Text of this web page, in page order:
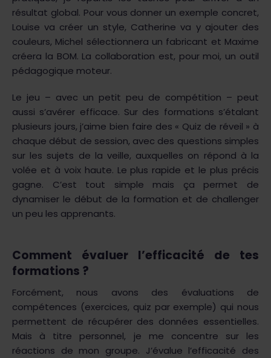
résultat global. Pour vous donner un exemple concret,
Louise va créer un style, Catherine va y ajouter des
couleurs, Michel sélectionnera un fabricant et Maxime
créera la BOM. La collaboration est, pour moi, un outil
pédagogique moteur.
Le jeu – avec un petit peu de compétition – peut
aussi s’avérer efficace. Sur des formations s’étalant
plusieurs jours, j’aime bien faire des « Quiz de réveil » à
chaque début de session, avec des questions simples
sur les sujets de la veille, auxquelles on répond à la
volée et à voix haute. Le plus rapide et le plus précis
gagne. C’est tout simple mais ça permet de
dynamiser le début de la formation et de challenger
un peu les apprenants.
Comment évaluer l’efficacité de tes
formations ?
Forcément, nous avons des évaluations de
compétences (exercices, quiz par exemple) qui nous
permettent de récupérer des données essentielles.
Mais à titre personnel, je me concentre sur les
réactions de mon groupe. J’évalue l’efficacité des